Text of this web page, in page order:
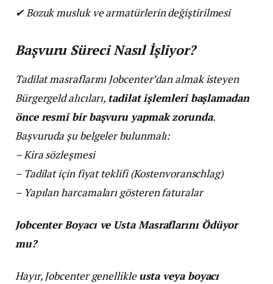
✔Bozuk musluk ve armatürlerin değiştirilmesi
Başvuru Süreci Nasıl İşliyor?
Tadilat masraflarını Jobcenter’dan almak isteyen
Bürgergeld alıcıları, tadilat işlemleri başlamadan
önce resmi bir başvuru yapmak zorunda.
Başvuruda şu belgeler bulunmalı:
– Kira sözleşmesi
– Tadilat için fiyat teklifi (Kostenvoranschlag)
– Yapılan harcamaları gösteren faturalar
Jobcenter Boyacı ve Usta Masraflarını Ödüyor
mu?
Hayır, Jobcenter genellikleusta veya boyacı